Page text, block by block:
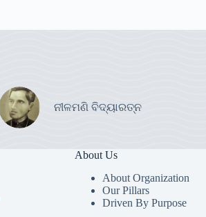
ନୀଳମଣି ବିଦ୍ୟାରତ୍ନ
About Us
About Organization
Our Pillars
Driven By Purpose​